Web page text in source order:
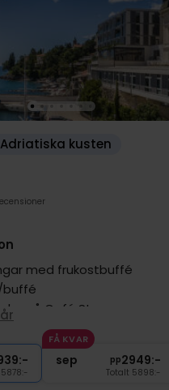
kusten
med frukostbuffé
buffé
på Café Strauss
under middagen
FÅ KVAR
sep pp2949:-
Totalt 5898:-